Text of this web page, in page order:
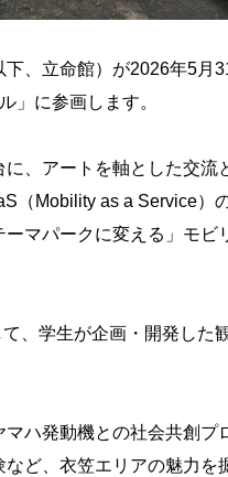
、立命館）が2026年5月
」に参画します。
、アートを軸とした交
（Mobility as a Service
マパークに変える」モ
、学生が企画・開発した
ハ発動機との社会共創
ど、衣笠エリアの魅力